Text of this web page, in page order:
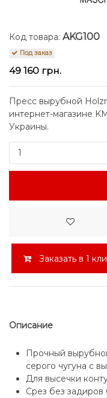
Код товара: AKG100
Под заказ
49 160 грн.
Пресс вырубной
интернет-магазине
Украины.
Заказать в 1
Описание
Прочный
серого чугуна с
Для высечки
Срез без задиров